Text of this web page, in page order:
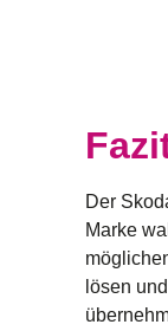
Der
Marke
lösen